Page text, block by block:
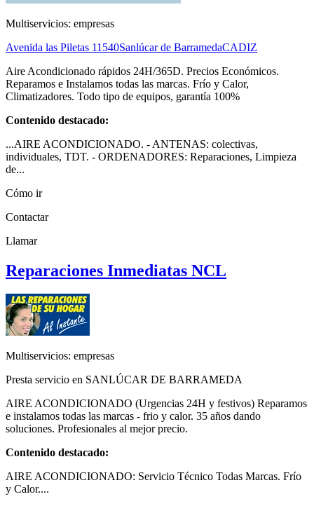
Multiservicios: empresas
Avenida las Piletas 11540Sanlúcar de BarramedaCADIZ
Aire Acondicionado rápidos 24H/365D. Precios Económicos.
Reparamos e Instalamos todas las marcas. Frío y Calor,
Climatizadores. Todo tipo de equipos, garantía 100%
Contenido destacado:
...AIRE ACONDICIONADO. - ANTENAS: colectivas,
individuales, TDT. - ORDENADORES: Reparaciones, Limpieza
de...
Cómo ir
Contactar
Llamar
Reparaciones Inmediatas NCL
Multiservicios: empresas
Presta servicio en SANLÚCAR DE BARRAMEDA
AIRE ACONDICIONADO (Urgencias 24H y festivos) Reparamos
e instalamos todas las marcas - frio y calor. 35 años dando
soluciones. Profesionales al mejor precio.
Contenido destacado:
AIRE ACONDICIONADO: Servicio Técnico Todas Marcas. Frío
y Calor....